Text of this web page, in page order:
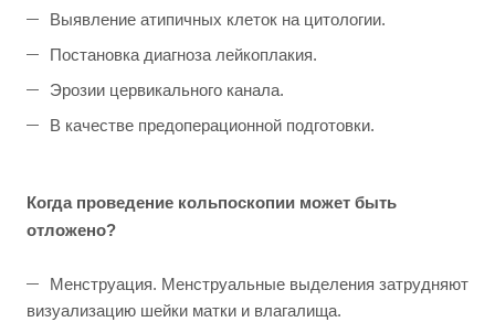
Выявление атипичных клеток на цитологии.
Постановка диагноза лейкоплакия.
Эрозии цервикального канала.
В качестве предоперационной подготовки.
Когда проведение кольпоскопии может быть
отложено?
Менструация. Менструальные выделения затрудняют
визуализацию шейки матки и влагалища.